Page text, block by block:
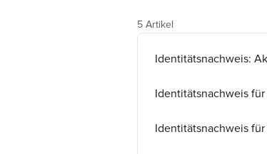
5 Artikel
Identitätsnachweis:
Identitätsnachweis
Identitätsnachweis